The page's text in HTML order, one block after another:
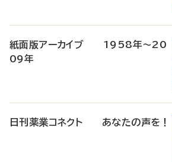
紙面版アーカイブ 1958年～20
09年
日刊薬業コネクト あなたの声を！